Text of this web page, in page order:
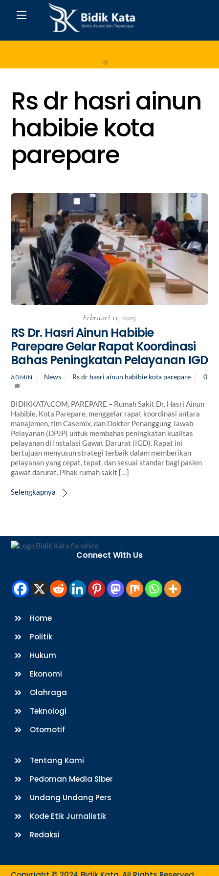
Menu
Rs dr hasri ainun
habibie kota
parepare
Februari 11, 2025
RS Dr. Hasri Ainun Habibie
Parepare Gelar Rapat Koordinasi
Bahas Peningkatan Pelayanan IGD
ADMIN News Rs dr hasri ainun habibie kota parepare 0
BIDIKKATA.COM, PAREPARE – Rumah Sakit Dr. Hasri Ainun
Habibie, Kota Parepare, menggelar rapat koordinasi antara
manajemen, tim Casemix, dan Dokter Penanggung Jawab
Pelayanan (DPJP) untuk membahas peningkatan kualitas
pelayanan di Instalasi Gawat Darurat (IGD). Rapat ini
bertujuan menyusun strategi terbaik dalam memberikan
pelayanan yang cepat, tepat, dan sesuai standar bagi pasien
gawat darurat. Pihak rumah sakit […]
Selengkapnya
Back
Connect With Us
Home
Politik
Hukum
Ekonomi
Olahraga
Teknologi
Otomotif
Tentang Kami
Pedoman Media Siber
Undang Undang Pers
Kode Etik Jurnalistik
Redaksi